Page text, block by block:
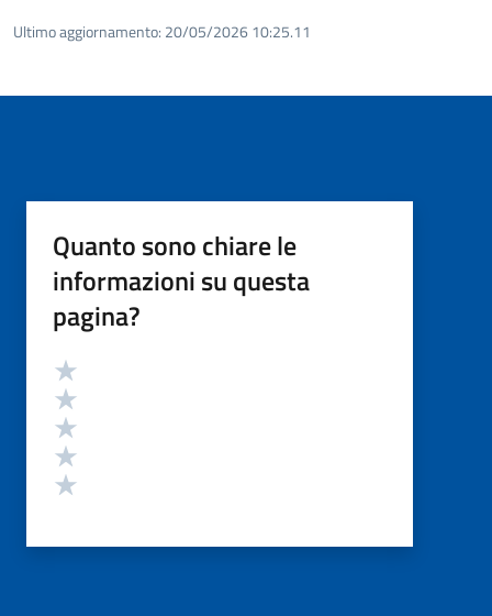
Ultimo aggiornamento: 20/05/2026 10:25.11
Quanto sono chiare le
informazioni su questa
pagina?
Valutazione